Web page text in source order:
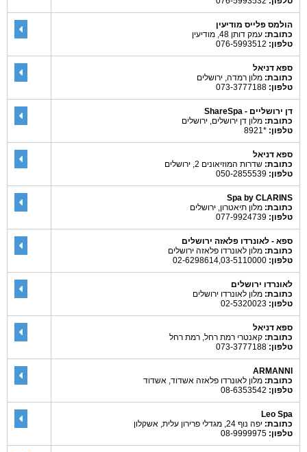
הולמס פלייס מודיעין
כתובת: עמק דותן 48, מודיעין
טלפון:
ספא דניאל
כתובת: מלון רמדה, ירושלים
טלפון:
דן ירושליים - ShareSpa
כתובת: מלון דן ירושלים, ירושלים
טלפון: *8921
ספא דניאל
כתובת: שדרות המוזיאונים 2, ירושלים
טלפון:
Spa by CLARINS
כתובת: מלון תיאטרון, ירושלים
טלפון:
ספא - לאונרדו פלאזה ירושלים
כתובת: מלון לאונרדו פלאזה ירושלים
טלפון:
לאונרדו ירושלים
כתובת: מלון לאונרדו ירושלים
טלפון:
ספא דניאל
כתובת: קאנטרי רמת רחל, רמת רחל
טלפון:
ARMANNI
כתובת: מלון לאונרדו פלאזה אשדוד, אשדוד
טלפון:
Leo Spa
כתובת: יפה נוף 24, מגדלי פרירון עלית, אשקלון
טלפון: